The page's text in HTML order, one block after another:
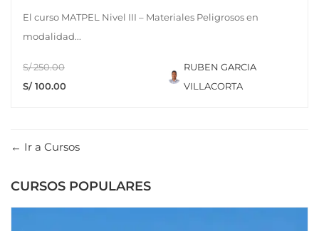
El curso MATPEL Nivel III – Materiales Peligrosos en
modalidad...
S/ 250.00
S/ 100.00
RUBEN GARCIA
VILLACORTA
Ir a Cursos
CURSOS POPULARES